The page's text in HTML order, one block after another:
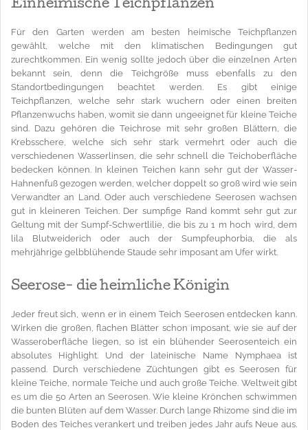
Einheimische Teichpflanzen
Für den Garten werden am besten heimische Teichpflanzen
gewählt, welche mit den klimatischen Bedingungen gut
zurechtkommen. Ein wenig sollte jedoch über die einzelnen Arten
bekannt sein, denn die Teichgröße muss ebenfalls zu den
Standortbedingungen beachtet werden. Es gibt einige
Teichpflanzen, welche sehr stark wuchern oder einen breiten
Pflanzenwuchs haben, womit sie dann ungeeignet für kleine Teiche
sind. Dazu gehören die Teichrose mit sehr großen Blättern, die
Krebsschere, welche sich sehr stark vermehrt oder auch die
verschiedenen Wasserlinsen, die sehr schnell die Teichoberfläche
bedecken können. In kleinen Teichen kann sehr gut der Wasser-
Hahnenfuß gezogen werden, welcher doppelt so groß wird wie sein
Verwandter an Land. Oder auch verschiedene Seerosen wachsen
gut in kleineren Teichen. Der sumpfige Rand kommt sehr gut zur
Geltung mit der Sumpf-Schwertlilie, die bis zu 1 m hoch wird, dem
lila Blutweiderich oder auch der Sumpfeuphorbia, die als
mehrjährige gelbblühende Staude sehr imposant am Ufer wirkt.
Seerose- die heimliche Königin
Jeder freut sich, wenn er in einem Teich Seerosen entdecken kann.
Wirken die großen, flachen Blätter schon imposant, wie sie auf der
Wasseroberfläche liegen, so ist ein blühender Seerosenteich ein
absolutes Highlight. Und der lateinische Name Nymphaea ist
passend. Durch verschiedene Züchtungen gibt es Seerosen für
kleine Teiche, normale Teiche und auch große Teiche. Weltweit gibt
es um die 50 Arten an Seerosen. Wie kleine Krönchen schwimmen
die bunten Blüten auf dem Wasser. Durch lange Rhizome sind die im
Boden des Teiches verankert und treiben jedes Jahr aufs Neue aus.